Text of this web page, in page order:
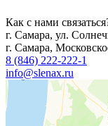
Как с нами
г. Самара, ул.
г. Самара,
8 (846) 222-222-1
info@slenax.ru